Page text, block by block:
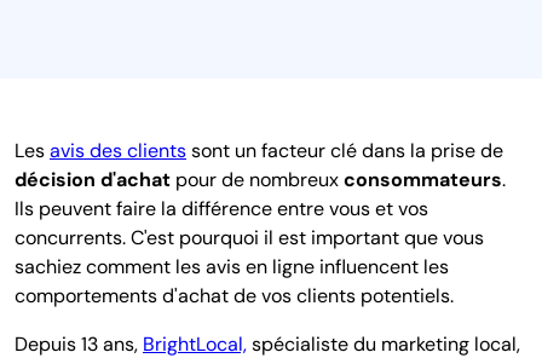
Lesavis des clientssont un facteur clé dans la prise de
décision d'achat pour de nombreuxconsommateurs.
Ils peuvent faire la différence entre vous et vos
concurrents. C'est pourquoi il est important que vous
sachiez comment les avis en ligne influencent les
comportements d'achat de vos clients potentiels.
Depuis 13 ans, BrightLocal,spécialiste du marketing local,